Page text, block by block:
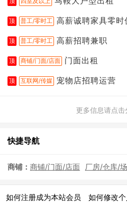
顶 普工/零时工 高薪诚聘家具零时
顶 普工/零时工 高薪招聘兼职
顶 商铺/门面/店面 门面出租
顶 互联网/传媒 宠物店招聘运营
更多信息请点
快捷导航
商铺： 商铺/门面/店面 厂房/仓库/
如何注册成为本站会员 如何修改